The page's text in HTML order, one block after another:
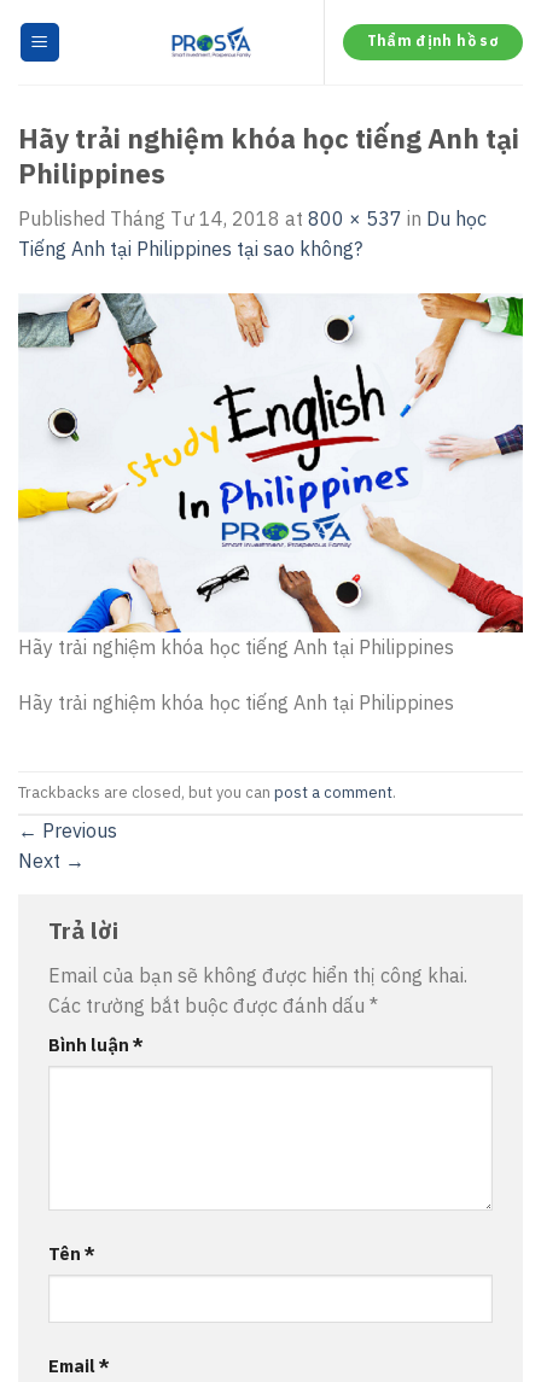
Thẩm định hồ sơ
Hãy trải nghiệm khóa học tiếng Anh tại
Philippines
Published Tháng Tư 14, 2018 at 800 × 537 in Du học
Tiếng Anh tại Philippines tại sao không?
Hãy trải nghiệm khóa học tiếng Anh tại Philippines
Hãy trải nghiệm khóa học tiếng Anh tại Philippines
Trackbacks are closed, but you can post a comment.
← Previous
Next →
Trả lời
Email của bạn sẽ không được hiển thị công khai.
Các trường bắt buộc được đánh dấu *
Bình luận *
Tên *
Email*